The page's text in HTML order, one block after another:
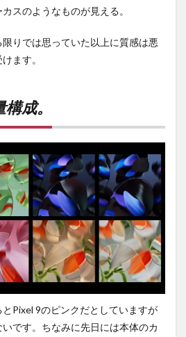
スのようなものが見える。
りでは思っていた以上に質感は悪
ます。
成。
Pixel 9のピンクだとしていますが
です。ちなみに先日には本体のカ